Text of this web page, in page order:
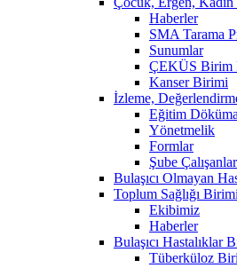
Haberler
SMA Tarama
Sunumlar
ÇEKÜS Birim
Kanser Birimi
İzleme,
Eğitim
Yönetmelik
Formlar
Şube
Bulaşıcı Olmayan
Toplum Sağlığı Birimi
Ekibimiz
Haberler
Bulaşıcı Hastalıklar
Tüberküloz